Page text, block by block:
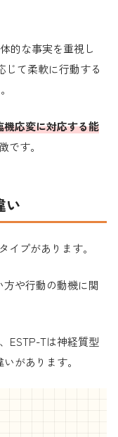
的な事実を重視し
じて柔軟に行動する
応変に対応する能
です。
い
イプがあります。
や行動の動機に関
ESTP-Tは神経質型
があります。